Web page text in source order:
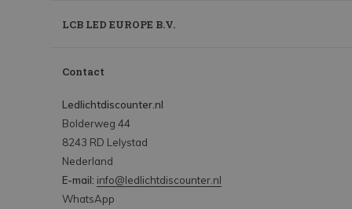
LCB LED EUROPE B.V.
Contact
Ledlichtdiscounter.nl
Bolderweg 44
8243 RD Lelystad
Nederland
E-mail: info@ledlichtdiscounter.nl
WhatsApp